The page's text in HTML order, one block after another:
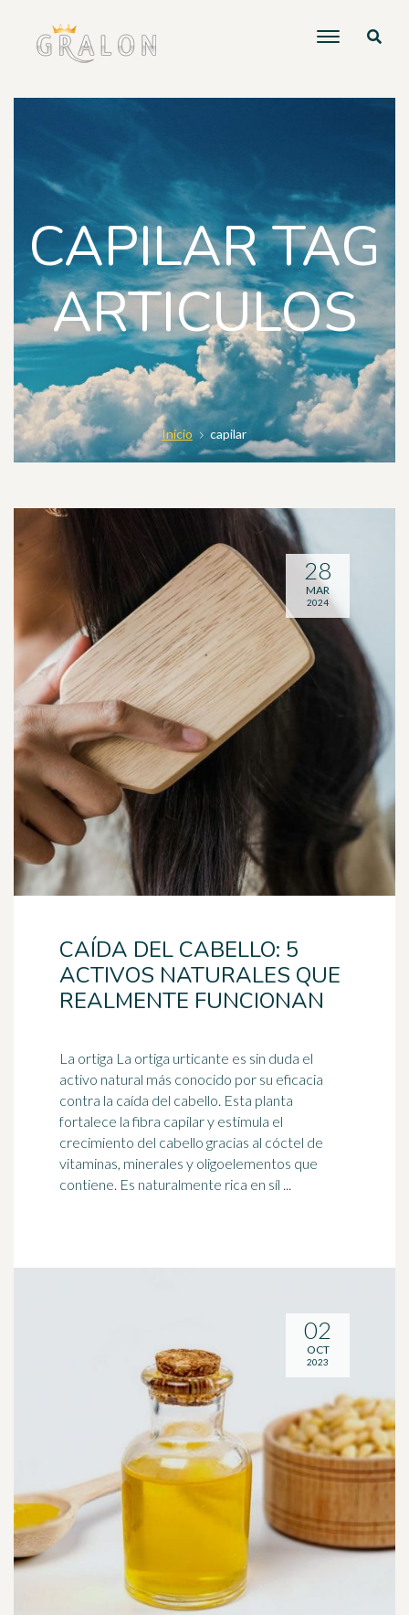
CAPILAR TAG
ARTICULOS
Inicio capilar
CAÍDA DEL CABELLO: 5
ACTIVOS NATURALES QUE
REALMENTE FUNCIONAN
La ortiga La ortiga urticante es sin duda el
activo natural más conocido por su eficacia
contra la caída del cabello. Esta planta
fortalece la fibra capilary estimula el
crecimiento del cabello gracias al cóctel de
vitaminas, minerales y oligoelementos que
contiene. Es naturalmente rica en síl ...
28
MAR
2024
02
OCT
2023